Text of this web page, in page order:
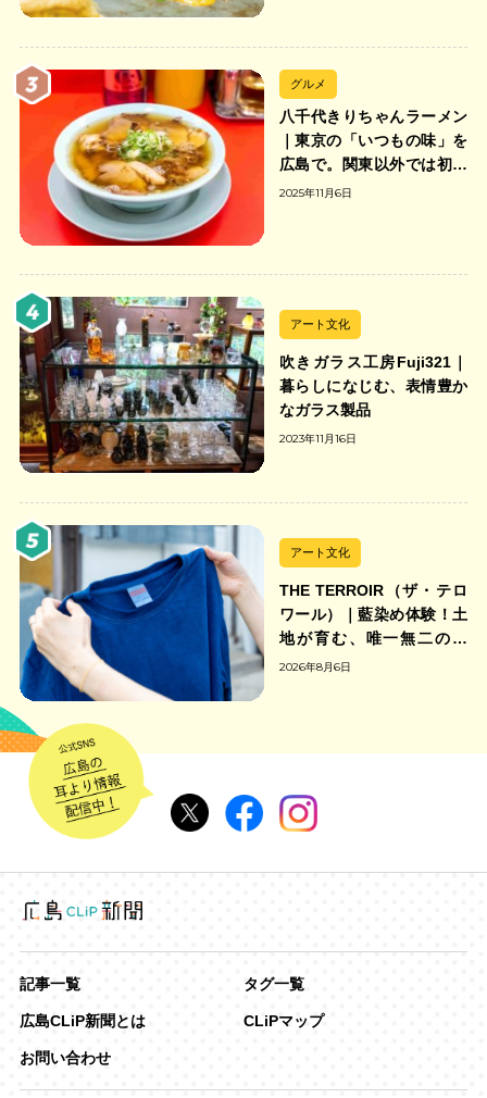
グルメ
八千代きりちゃんラーメン
｜東京の「いつもの味」を
広島で。関東以外では初の
「ちゃんのれん組合」加盟
2025年11月6日
アート文化
吹きガラス工房Fuji321｜
暮らしになじむ、表情豊か
なガラス製品
2023年11月16日
アート文化
THE TERROIR（ザ・テロ
ワール）｜藍染め体験！土
地が育む、唯一無二の藍
色。
2026年8月6日
記事一覧 タグ一覧
広島CLiP新聞とは CLiPマップ
お問い合わせ